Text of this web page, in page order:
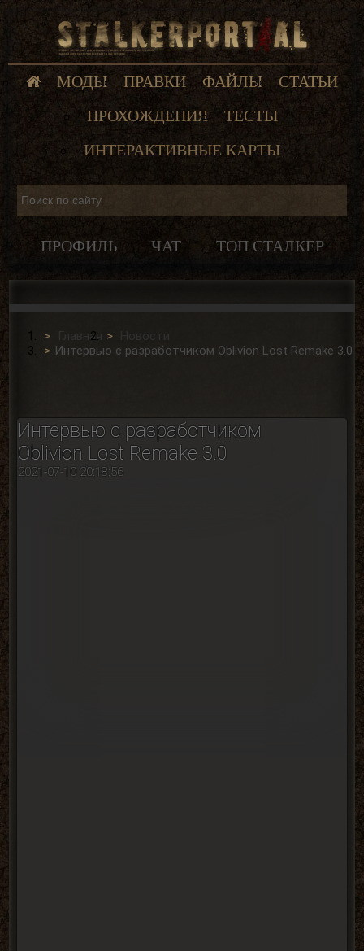
МОДЫ ПРАВКИ ФАЙЛЫ
СТАТЬИ
ПРОХОЖДЕНИЯ
ТЕСТЫ
ИНТЕРАКТИВНЫЕ КАРТЫ
ПРОФИЛЬ ЧАТ ТОП СТАЛКЕР
Главная
Новости
Интервью с разработчиком Oblivion Lost Remake 3.0
Интервью с разработчиком
Oblivion Lost Remake 3.0
2021-07-10 20:18:56